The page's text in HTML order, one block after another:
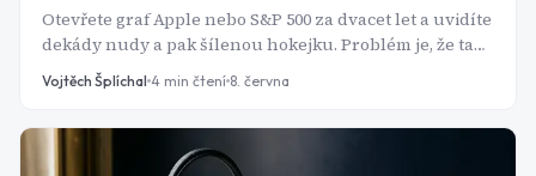
Otevřete graf Apple nebo S&P 500 za dvacet let a uvidíte
dekády nudy a pak šílenou hokejku. Problém je, že ta
hokejka neexistuje - je to jen matematický klam.
Vojtěch Šplíchal 4 min čtení 8. června